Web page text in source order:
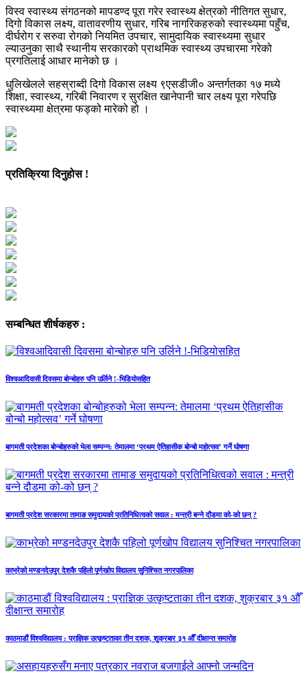
विस्व स्वास्थ्य संगठनको मापडण्द पूरा गरेर स्वास्थ्य क्षेत्रको नीतिगत सुधार,
दिगो विकास लक्ष्य, वातावरणीय सुधार, गरिब नागरिकहरुको स्वास्थ्यमा पहुँच,
दीर्घरोग र सरुवा रोगको नियमित उपचार, सामुदायिक स्वास्थ्यमा सुधार
ल्याउनुका साथै स्थानीय सरकारको प्राथमिक स्वास्थ्य उपचारमा गरेको
प्रगतिलाई आधार मानेको छ ।
धुलिखेलले सहस्राब्दी दिगो विकास लक्ष्य ९एसडीजी० अन्तर्गतका १७ मध्ये
शिक्षा, स्वास्थ्य, गरिबी निवारण र सुरक्षित खानेपानी चार लक्ष्य पूरा गरेपछि
स्वास्थ्यमा क्षेत्रमा फड्को मारेको हो ।
प्रतिक्रिया दिनुहोस !
सम्बन्धित शीर्षकहरु :
विश्वआदिवासी दिवसमा बोन्बोहरु पनि उर्लिने !-भिडियोसहित
बागमती प्रदेशका बोन्बोहरुको भेला सम्पन्न: तेमालमा ‘प्रथम ऐतिहासीक बोन्बो महोत्सव’ गर्ने घोषणा
बागमती प्रदेश सरकारमा तामाङ समुदायको प्रतिनिधित्वको सवाल : मन्त्री बन्ने दौडमा को‐को छन् ?
काभ्रेको मण्डनदेउपुर देशकै पहिलो पूर्णखोप विद्यालय सुनिश्चित नगरपालिका
काठमाडौं विश्वविद्यालय : प्राज्ञिक उत्कृष्टताका तीन दशक, शुक्रबार ३१ औँ दीक्षान्त समारोह